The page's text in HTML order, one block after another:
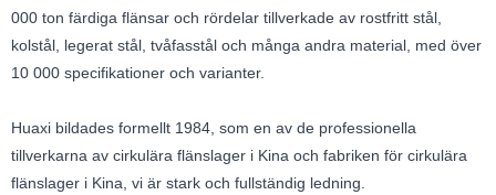
000 ton färdiga flänsar och rördelar tillverkade av rostfritt stål,
kolstål, legerat stål, tvåfasstål och många andra material, med över
10 000 specifikationer och varianter.
Huaxi bildades formellt 1984, som en av de professionella
tillverkarna av cirkulära flänslager i Kina och fabriken för cirkulära
flänslager i Kina, vi är stark och fullständig ledning.